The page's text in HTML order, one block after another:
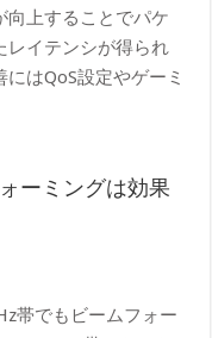
向上することでパケ
レイテンシが得られ
はQoS設定やゲーミ
ーミングは効果
帯でもビームフォー